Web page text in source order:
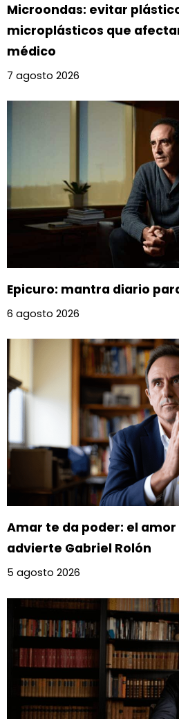
Microondas: evitar
microplásticos que
médico
7 agosto 2026
Epicuro: mantra diario
6 agosto 2026
Amar te da poder: el
advierte Gabriel Rolón
5 agosto 2026